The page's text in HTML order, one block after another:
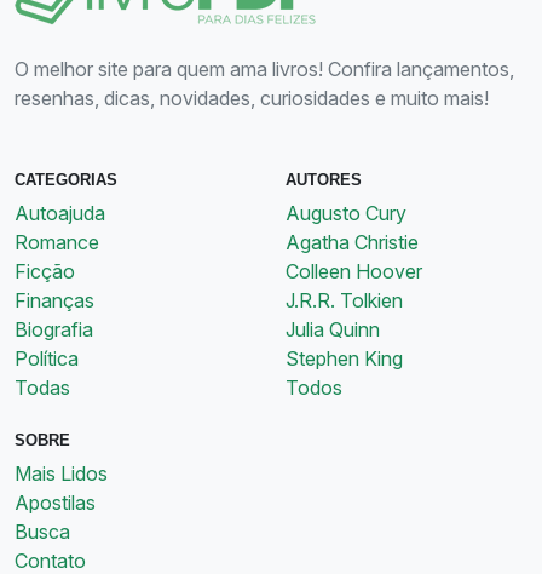
O melhor site para quem ama livros! Confira lançamentos,
resenhas, dicas, novidades, curiosidades e muito mais!
CATEGORIAS
Autoajuda
Romance
Ficção
Finanças
Biografia
Política
Todas
AUTORES
Augusto Cury
Agatha Christie
Colleen Hoover
J.R.R. Tolkien
Julia Quinn
Stephen King
Todos
SOBRE
Mais Lidos
Apostilas
Busca
Contato